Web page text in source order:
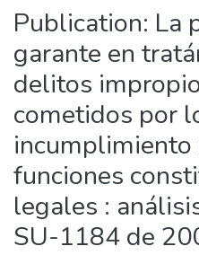
Publication: La
garante en
delitos
cometidos por
incumplimiento
funciones
legales :
SU-1184 de